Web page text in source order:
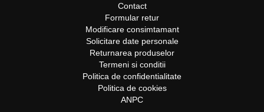
Contact
Formular retur
Modificare consimtamant
Solicitare date personale
Returnarea produselor
Termeni si conditii
Politica de confidentialitate
Politica de cookies
ANPC